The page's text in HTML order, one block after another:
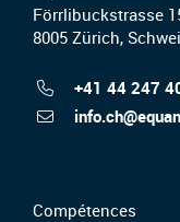
Förrlibuckstrasse
8005 Zürich,
+41 44 247
Compétences